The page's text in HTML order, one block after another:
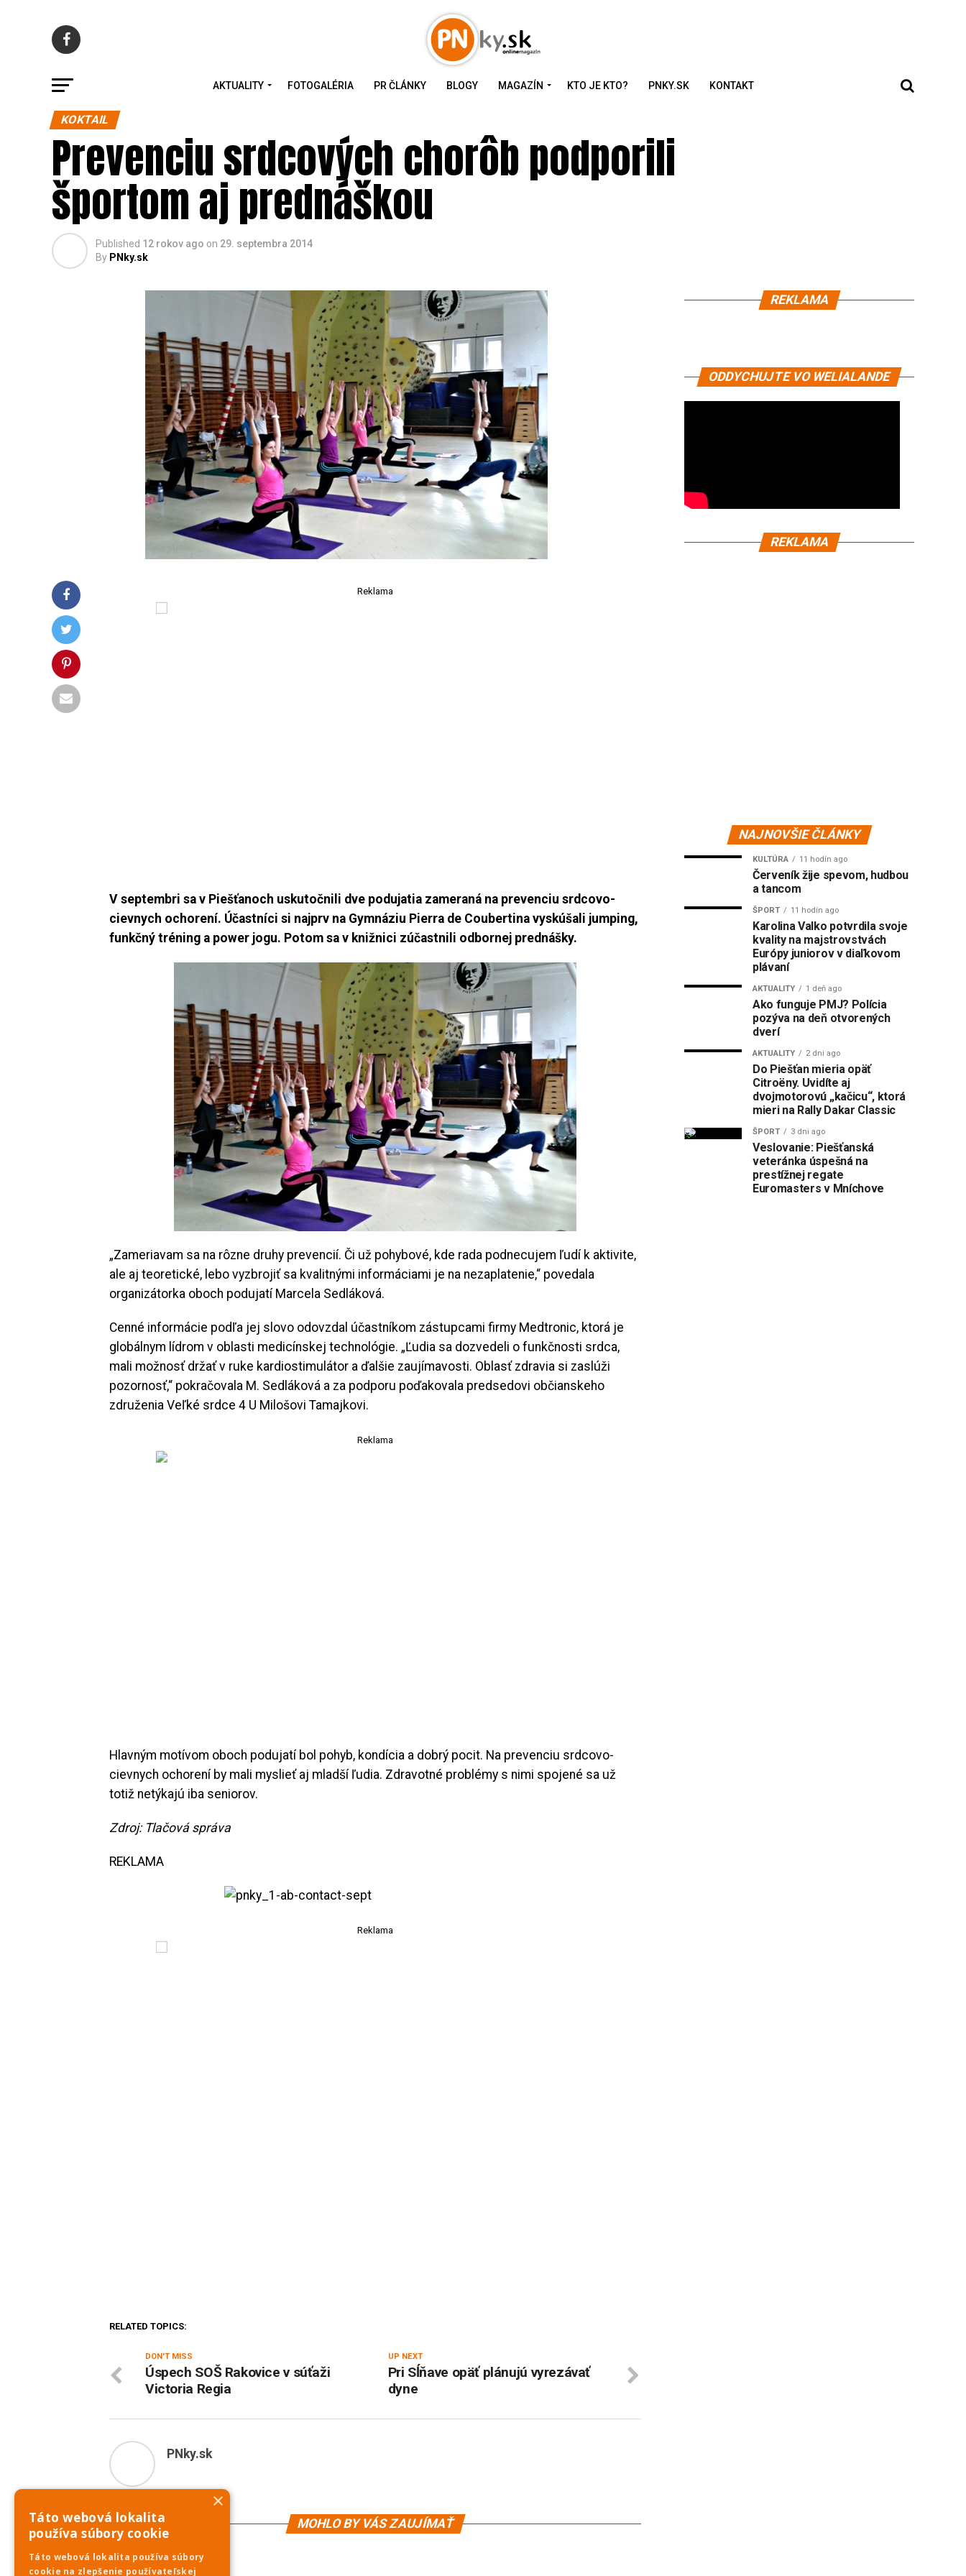
AKTUALITY FOTOGALÉRIA PR ČLÁNKY BLOGY MAGAZÍN KTO JE KTO? PNKY.SK KONTAKT
KOKTAIL
Prevenciu srdcových chorôb podporili
športom aj prednáškou
Published 12 rokov ago on 29. septembra 2014
By PNky.sk
Reklama
V septembri sa v Piešťanoch uskutočnili dve podujatia zameraná na prevenciu srdcovo-
cievnych ochorení. Účastníci si najprv na Gymnáziu Pierra de Coubertina vyskúšali jumping,
funkčný tréning a power jogu. Potom sa v knižnici zúčastnili odbornej prednášky.
„Zameriavam sa na rôzne druhy prevencií. Či už pohybové, kde rada podnecujem ľudí k aktivite,
ale aj teoretické, lebo vyzbrojiť sa kvalitnými informáciami je na nezaplatenie,“ povedala
organizátorka oboch podujatí Marcela Sedláková.
Cenné informácie podľa jej slovo odovzdal účastníkom zástupcami firmy Medtronic, ktorá je
globálnym lídrom v oblasti medicínskej technológie. „Ľudia sa dozvedeli o funkčnosti srdca,
mali možnosť držať v ruke kardiostimulátor a ďalšie zaujímavosti. Oblasť zdravia si zaslúži
pozornosť,“ pokračovala M. Sedláková a za podporu poďakovala predsedovi občianskeho
združenia Veľké srdce 4 U Milošovi Tamajkovi.
Reklama
Hlavným motívom oboch podujatí bol pohyb, kondícia a dobrý pocit. Na prevenciu srdcovo-
cievnych ochorení by mali myslieť aj mladší ľudia. Zdravotné problémy s nimi spojené sa už
totiž netýkajú iba seniorov.
Zdroj: Tlačová správa
REKLAMA
Reklama
RELATED TOPICS:
UP NEXT
Pri Sĺňave opäť plánujú vyrezávať
dyne
DON'T MISS
Úspech SOŠ Rakovice v súťaži
Victoria Regia
PNky.sk
MOHLO BY VÁS ZAUJÍMAŤ
REKLAMA
ODDYCHUJTE VO WELIALANDE
REKLAMA
NAJNOVŠIE ČLÁNKY
KULTÚRA 11 hodín ago
Červeník žije spevom, hudbou
a tancom
ŠPORT 11 hodín ago
Karolina Valko potvrdila svoje
kvality na majstrovstvách
Európy juniorov v diaľkovom
plávaní
AKTUALITY 1 deň ago
Ako funguje PMJ? Polícia
pozýva na deň otvorených
dverí
AKTUALITY 2 dni ago
Do Piešťan mieria opäť
Citroëny. Uvidíte aj
dvojmotorovú „kačicu“, ktorá
mieri na Rally Dakar Classic
ŠPORT 3 dni ago
Veslovanie: Piešťanská
veteránka úspešná na
prestížnej regate
Euromasters v Mníchove
×
Táto webová lokalita
používa súbory cookie
Táto webová lokalita používa súbory
cookie na zlepšenie používateľskej